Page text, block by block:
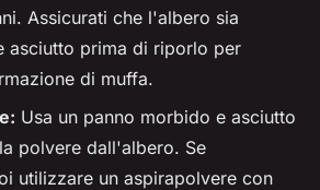
Assicurati che l'albero sia
asciutto prima di riporlo per
di muffa.
Usa un panno morbido e asciutto
polvere dall'albero. Se
utilizzare un aspirapolvere con